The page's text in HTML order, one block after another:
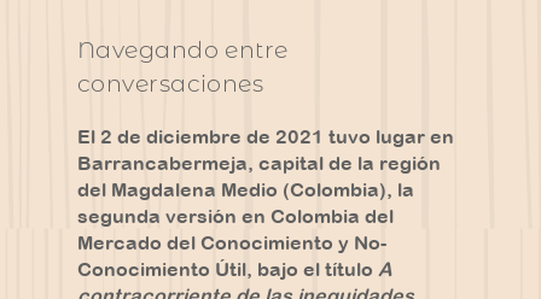
Navegando entre
conversaciones
El 2 de diciembre de 2021 tuvo lugar en
Barrancabermeja, capital de la región
del Magdalena Medio (Colombia), la
segunda versión en Colombia del
Mercado del Conocimiento y No-
Conocimiento Útil, bajo el título A